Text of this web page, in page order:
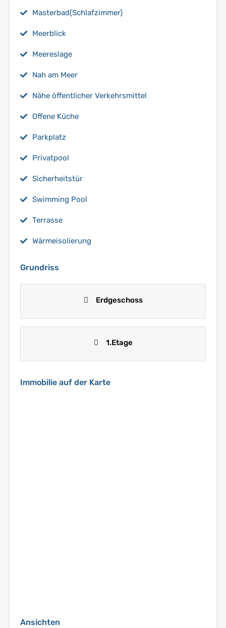
Masterbad(Schlafzimmer)
Meerblick
Meereslage
Nah am Meer
Nähe öffentlicher Verkehrsmittel
Offene Küche
Parkplatz
Privatpool
Sicherheitstür
Swimming Pool
Terrasse
Wärmeisolierung
Grundriss
Erdgeschoss
1.Etage
Immobilie auf der Karte
Ansichten